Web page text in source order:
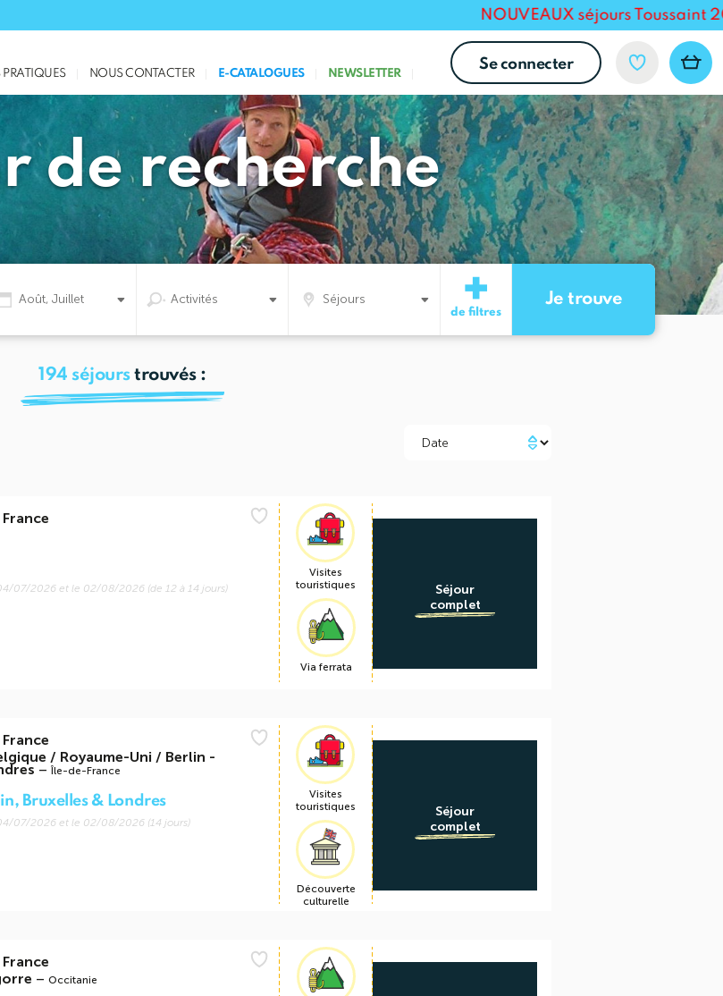
NOUVEAUX séjours Toussaint 2026
PRATIQUES NOUS CONTACTER E-CATALOGUES NEWSLETTER
Se connecter
de recherche
Août, Juillet Activités Séjours +
de filtres
194 séjourstrouvés :
France
07/2026 et le 02/08/2026 (de 12 à 14 jours)
Visites
touristiques
Via ferrata
Séjour
complet
France
/ Royaume-Uni / Berlin -
– Île-de-France
Bruxelles & Londres
07/2026 et le 02/08/2026 (14 jours)
Visites
touristiques
Découverte
culturelle
Séjour
complet
France
– Occitanie